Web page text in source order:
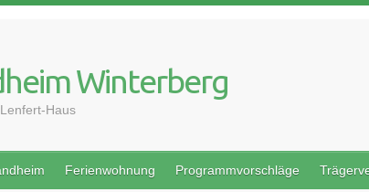
Winterberg
Haus
Ferienwohnung Programmvorschläge